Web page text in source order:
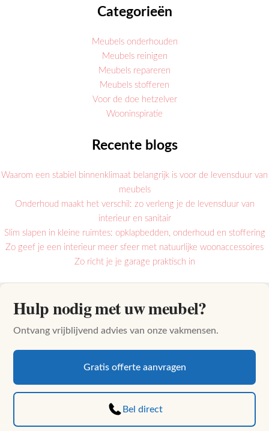
Categorieën
Meubels onderhouden
Meubels reinigen
Meubels repareren
Meubels stofferen
Voor de doe hetzelver
Wooninspiratie
Recente blogs
Waarom een stabiel binnenklimaat belangrijk is voor de levensduur van
meubels
Onderhoud maakt het verschil: zo verleng je de levensduur van
interieur en sanitair
Slim slapen in kleine ruimtes: opklapbedden, onderhoud en stoffering
Zo geef je een interieur meer sfeer met natuurlijke woonaccessoires
Zo richt je je garage praktisch in
Hulp nodig met uw meubel?
Ontvang vrijblijvend advies van onze vakmensen.
Gratis offerte aanvragen
Bel direct